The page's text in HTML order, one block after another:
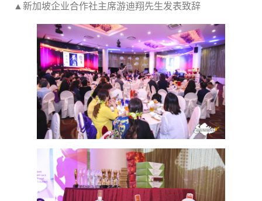
▲新加坡企业合作社主席游迪翔先生发表致辞